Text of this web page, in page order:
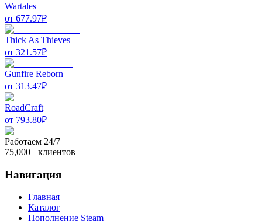
Wartales
от 677.97₽
Thick As Thieves
от 321.57₽
Gunfire Reborn
от 313.47₽
RoadCraft
от 793.80₽
Работаем 24/7
75,000+ клиентов
Навигация
Главная
Каталог
Пополнение Steam